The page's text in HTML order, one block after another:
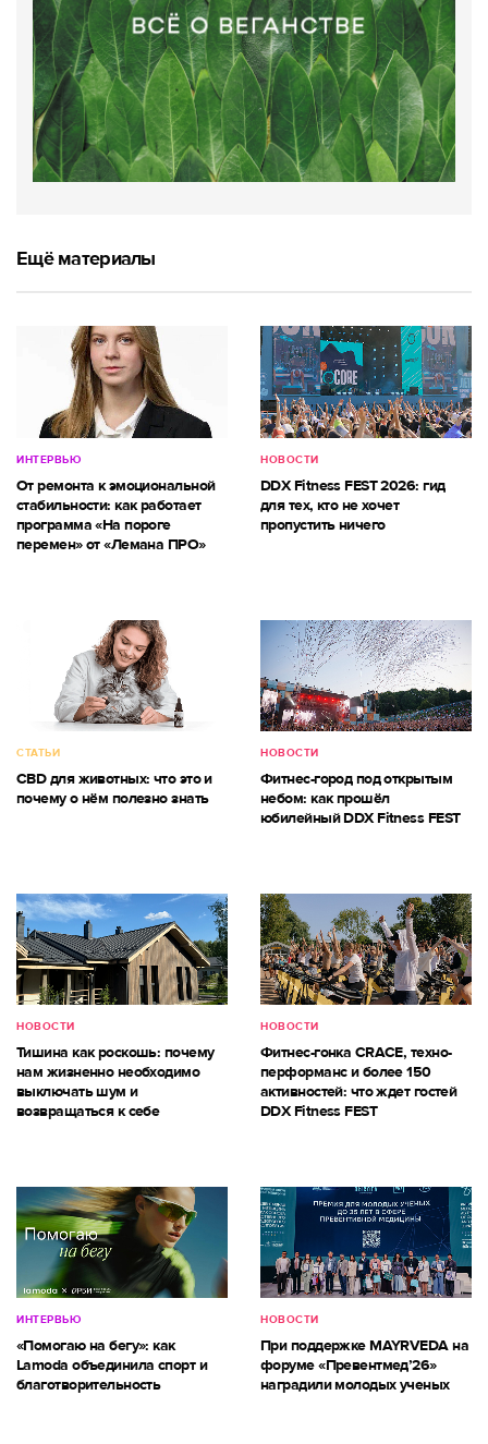
Ещё материалы
ИНТЕРВЬЮ
От ремонта к эмоциональной
стабильности: как работает
программа «На пороге
перемен» от «Лемана ПРО»
НОВОСТИ
DDX Fitness FEST 2026: гид
для тех, кто не хочет
пропустить ничего
СТАТЬИ
CBD для животных: что это и
почему о нём полезно знать
НОВОСТИ
Фитнес-город под открытым
небом: как прошёл
юбилейный DDX Fitness FEST
НОВОСТИ
Тишина как роскошь: почему
нам жизненно необходимо
выключать шум и
возвращаться к себе
НОВОСТИ
Фитнес-гонка CRACE, техно-
перформанс и более 150
активностей: что ждет гостей
DDX Fitness FEST
ИНТЕРВЬЮ
«Помогаю на бегу»: как
Lamoda объединила спорт и
благотворительность
НОВОСТИ
При поддержке MAYRVEDA на
форуме «Превентмед’26»
наградили молодых ученых